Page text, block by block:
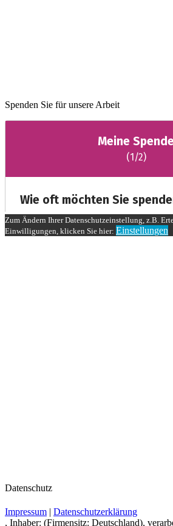
Spenden Sie für unsere Arbeit
Zum Ändern Ihrer Datenschutzeinstellung, z.B.
Einwilligungen, klicken Sie hier: Einstellungen
Datenschutz
Impressum | Datenschutzerklärung
, Inhaber: (Firmensitz: Deutschland),